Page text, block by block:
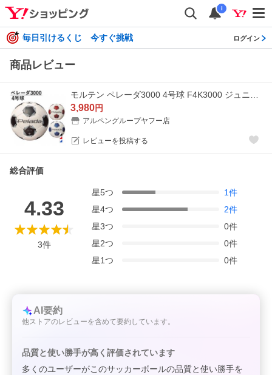
i
毎日引けるくじ 今すぐ挑戦 ログイン
商品レビュー
3,980円
アルペングループヤフー店
レビューを投稿する
総合評価
4.33
3件
星5つ 1件
星4つ 2件
星3つ 0件
星2つ 0件
星1つ 0件
AI要約
他ストアのレビューを含めて要約しています。
品質と使い勝手が高く評価されています
多くのユーザーがこのサッカーボールの品質と使い勝手を